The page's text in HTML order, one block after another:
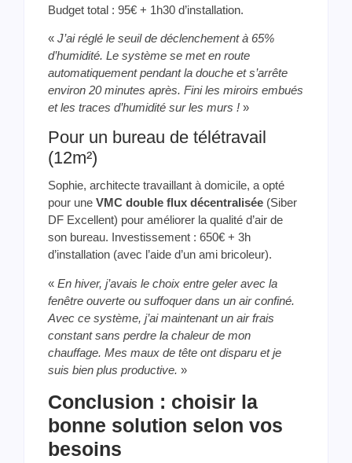
Budget total : 95€ + 1h30 d’installation.
« J’ai réglé le seuil de déclenchement à 65%
d’humidité. Le système se met en route
automatiquement pendant la douche et s’arrête
environ 20 minutes après. Fini les miroirs embués
et les traces d’humidité sur les murs ! »
Pour un bureau de télétravail
(12m²)
Sophie, architecte travaillant à domicile, a opté
pour une VMC double flux décentralisée (Siber
DF Excellent) pour améliorer la qualité d’air de
son bureau. Investissement : 650€ + 3h
d’installation (avec l’aide d’un ami bricoleur).
« En hiver, j’avais le choix entre geler avec la
fenêtre ouverte ou suffoquer dans un air confiné.
Avec ce système, j’ai maintenant un air frais
constant sans perdre la chaleur de mon
chauffage. Mes maux de tête ont disparu et je
suis bien plus productive. »
Conclusion : choisir la
bonne solution selon vos
besoins